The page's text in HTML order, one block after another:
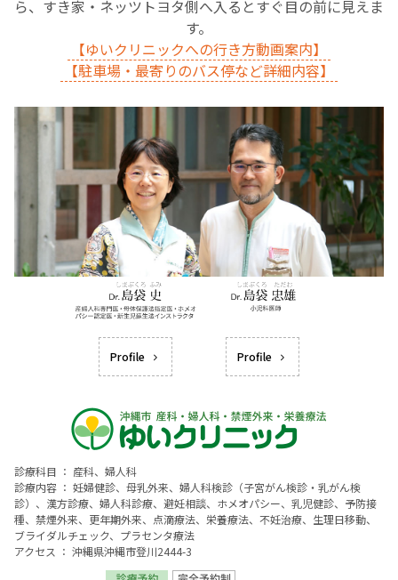
ら、すき家・ネッツトヨタ側へ入るとすぐ目の前に見えま
す。
【ゆいクリニックへの行き方動画案内】
【駐車場・最寄りのバス停など詳細内容】
Profile Profile
診療科目 ： 産科、婦人科
診療内容 ： 妊婦健診、母乳外来、婦人科検診（子宮がん検診・乳がん検
診）、漢方診療、婦人科診療、避妊相談、ホメオパシー、乳児健診、予防接
種、禁煙外来、更年期外来、点滴療法、栄養療法、不妊治療、生理日移動、
ブライダルチェック、プラセンタ療法
アクセス ： 沖縄県沖縄市登川2444-3